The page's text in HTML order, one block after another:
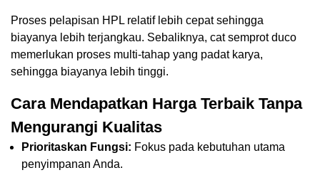
Proses pelapisan HPL relatif lebih cepat sehingga
biayanya lebih terjangkau. Sebaliknya, cat semprot duco
memerlukan proses multi-tahap yang padat karya,
sehingga biayanya lebih tinggi.
Cara Mendapatkan Harga Terbaik Tanpa
Mengurangi Kualitas
Prioritaskan Fungsi: Fokus pada kebutuhan utama
penyimpanan Anda.